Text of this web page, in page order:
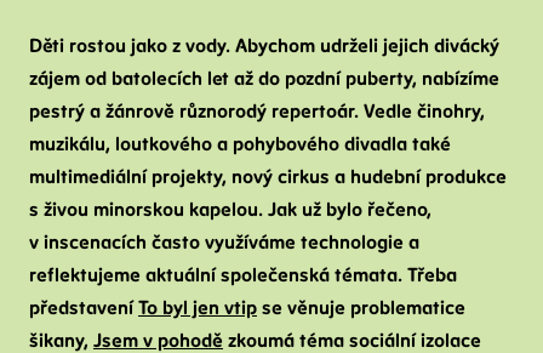
Děti rostou jako z vody. Abychom udrželi jejich divácký
zájem od batolecích let až do pozdní puberty, nabízíme
pestrý a žánrově různorodý repertoár. Vedle činohry,
muzikálu, loutkového a pohybového divadla také
multimediální projekty, nový cirkus a hudební produkce
s živou minorskou kapelou. Jak už bylo řečeno,
v inscenacích často využíváme technologie a
reflektujeme aktuální společenská témata. Třeba
představeníTo byl jen vtip se věnuje problematice
šikany, Jsem v pohodě zkoumá téma sociální izolace